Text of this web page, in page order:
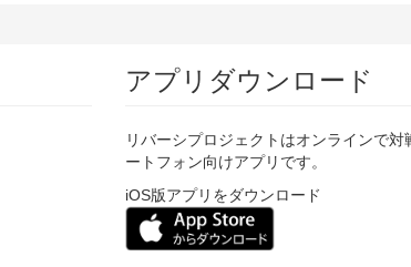
アプリダウンロード
リバーシプロジェクトはオンラインで対
ートフォン向けアプリです。
iOS版アプリをダウンロード